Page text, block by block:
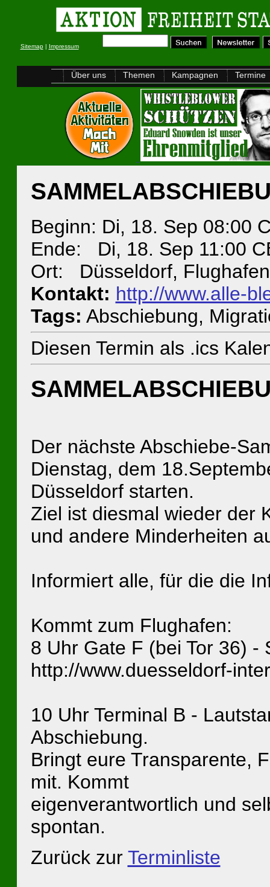
Sitemap| Impressum
Über uns Themen Kampagnen Termine
Beginn: Di, 18. Sep 08:00
Ende: Di, 18. Sep 11:00
Ort: Düsseldorf,
Kontakt: http://www.alle-
Tags: Abschiebung,
Diesen Termin als .ics
Der nächste Abschiebe-
Dienstag, dem
Düsseldorf starten.
Ziel ist diesmal wieder der
und andere Minderheiten
Informiert alle, für die die
Kommt zum Flughafen:
8 Uhr Gate F (bei Tor 36) -
http://www.duesseldorf-
10 Uhr Terminal B -
Abschiebung.
Bringt eure Transparente,
mit. Kommt
eigenverantwortlich und
spontan.
Zurück zur Terminliste